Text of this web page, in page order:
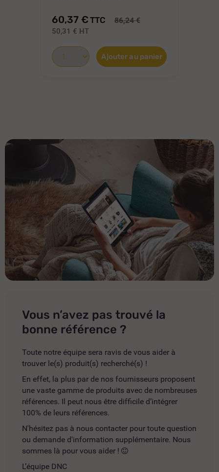
60,37 € TTC 86,24 €
50,31 € HT
Ajouter au panier
Vous n’avez pas trouvé la
bonne référence ?
Toute notre équipe sera ravis de vous aider à
trouver le(s) produit(s) recherché(s) !
En effet, la plus par de nos fournisseurs proposent
une vaste gamme de produits avec de nombreuses
références. Il peut nous être difficile d’intégrer
100% de leurs références.
N'hésitez pas à nous contacter pour toute question
ou demande d'information supplémentaire. Nous
sommes là pour vous aider !
L’équipe DNC